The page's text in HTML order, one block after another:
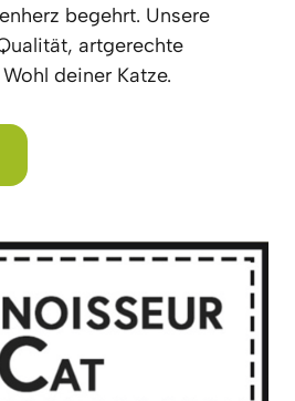
begehrt. Unsere
artgerechte
deiner Katze.